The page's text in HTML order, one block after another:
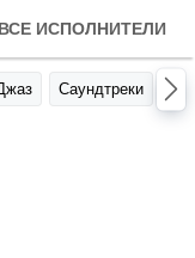
ВСЕ ИСПОЛНИТЕЛИ
Саундтреки